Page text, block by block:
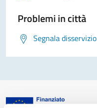
Problemi in città
Segnala disservizio